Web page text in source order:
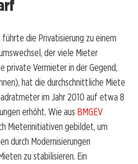
führte die Privatisierung zu einem
der viele Mieter
private Vermieter in der Gegend,
hat die durchschnittliche Miete
im Jahr 2010 auf etwa 8
erhöht. Wie aus BMGEV
Mieterinitiativen gebildet, um
durch Modernisierungen
zu stabilisieren. Ein